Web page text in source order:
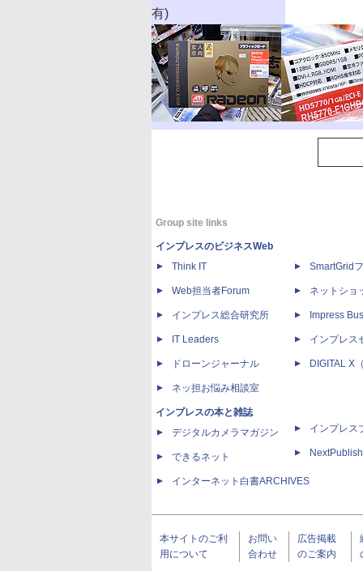
有)
Group site links
インプレスのビジネスWeb
Think IT
Web担当者Forum
インプレス総合研究所
IT Leaders
ドローンジャーナル
ネッ担お悩み相談室
インプレスの本と雑誌
デジタルカメラマガジン
できるネット
インターネット白書ARCHIVES
SmartGrid
ネットショ
Impress
インプレス
DIGITAL X
インプレス
本サイトのご利
用について
お問い
合わせ
広告掲載
のご案内